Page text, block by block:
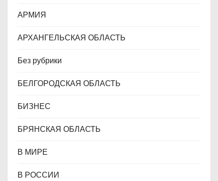
м
АРМИЯ
АРХАНГЕЛЬСКАЯ ОБЛАСТЬ
Без рубрики
БЕЛГОРОДСКАЯ ОБЛАСТЬ
БИЗНЕС
БРЯНСКАЯ ОБЛАСТЬ
В МИРЕ
В РОССИИ